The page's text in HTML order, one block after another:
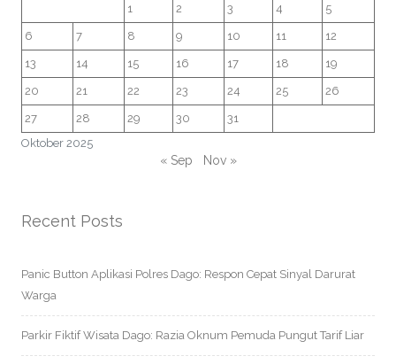
Oktober 2025
1 2 3 4 5
6 7 8 9 10 11 12
13 14 15 16 17 18 19
20 21 22 23 24 25 26
27 28 29 30 31
« Sep Nov »
Recent Posts
Panic Button Aplikasi Polres Dago: Respon Cepat Sinyal Darurat
Warga
Parkir Fiktif Wisata Dago: Razia Oknum Pemuda Pungut Tarif Liar